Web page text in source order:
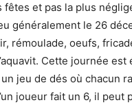
et pas la plus
généralement le 26
rémoulade, oeufs,
Cette journée est
jeu de dés où chacun
joueur fait un 6, il peut